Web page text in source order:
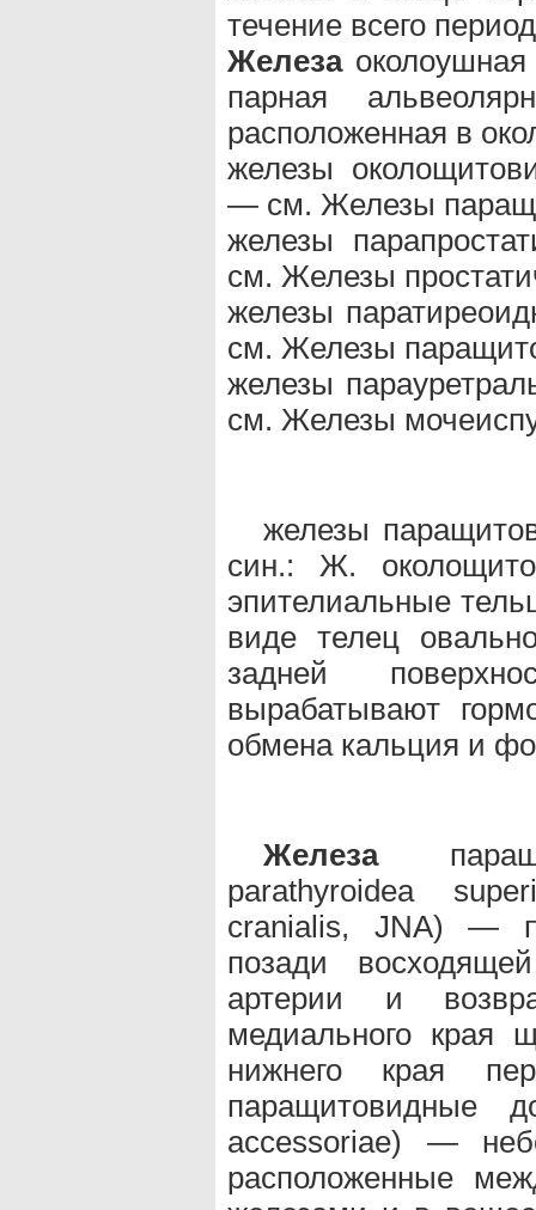
течение всего
Железа
парная
расположенная в
железы
— см. Железы
железы
см. Железы
железы
см. Железы
железы
см. Железы
железы
син.: Ж.
эпителиальные
виде телец
задней
вырабатывают
обмена кальция и
Железа
parathyroidea
cranialis, JNA) —
позади
артерии и
медиального края
нижнего края
паращитовидные
accessoriae) —
расположенные